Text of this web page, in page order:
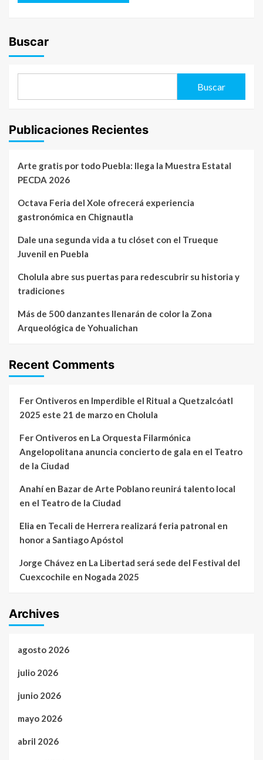
Buscar
Buscar
Publicaciones Recientes
Arte gratis por todo Puebla: llega la Muestra Estatal
PECDA 2026
Octava Feria del Xole ofrecerá experiencia
gastronómica en Chignautla
Dale una segunda vida a tu clóset con el Trueque
Juvenil en Puebla
Cholula abre sus puertas para redescubrir su historia y
tradiciones
Más de 500 danzantes llenarán de color la Zona
Arqueológica de Yohualichan
Recent Comments
Fer Ontiveros en Imperdible el Ritual a Quetzalcóatl
2025 este 21 de marzo en Cholula
Fer Ontiveros en La Orquesta Filarmónica
Angelopolitana anuncia concierto de gala en el Teatro
de la Ciudad
Anahíen Bazar de Arte Poblano reunirá talento local
en el Teatro de la Ciudad
Elia en Tecali de Herrera realizará feria patronal en
honor a Santiago Apóstol
Jorge Chávez en La Libertad será sede del Festival del
Cuexcochile en Nogada 2025
Archives
agosto 2026
julio 2026
junio 2026
mayo 2026
abril 2026